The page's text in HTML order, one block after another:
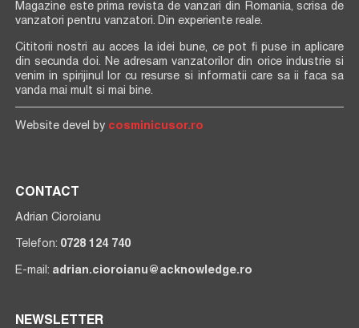
Magazine este prima revista de vanzari din Romania, scrisa de
vanzatori pentru vanzatori. Din experiente reale.
Cititorii nostri au acces la idei bune, ce pot fi puse in aplicare
din secunda doi. Ne adresam vanzatorilor din orice industrie si
venim in spirijinul lor cu resurse si informatii care sa ii faca sa
vanda mai mult si mai bine.
Website devel by cosminicusor.ro
CONTACT
Adrian Cioroianu
Telefon: 0728 124 740
E-mail: adrian.cioroianu@acknowledge.ro
NEWSLETTER